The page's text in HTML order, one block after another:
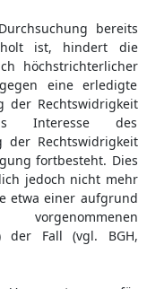
bereits
ist, hindert die
höchstrichterlicher
eine erledigte
der Rechtswidrigkeit
Interesse des
der Rechtswidrigkeit
fortbesteht. Dies
jedoch nicht mehr
etwa einer aufgrund
der Fall (vgl. BGH,